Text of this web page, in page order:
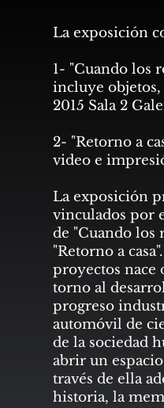
La exposición
1- "Cuando los
incluye
2015 Sala 2
2- "Retorno a
video e
La exposición
vinculados por
de "Cuando los
"Retorno a
proyectos nace
torno al
progreso
automóvil de
de la sociedad
abrir un
través de ella
historia, la